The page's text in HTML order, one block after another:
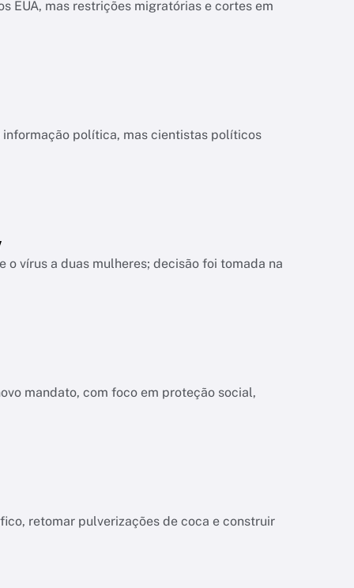
EUA, mas restrições migratórias e cortes em
política, mas cientistas políticos
vírus a duas mulheres; decisão foi tomada na
mandato, com foco em proteção social,
retomar pulverizações de coca e construir